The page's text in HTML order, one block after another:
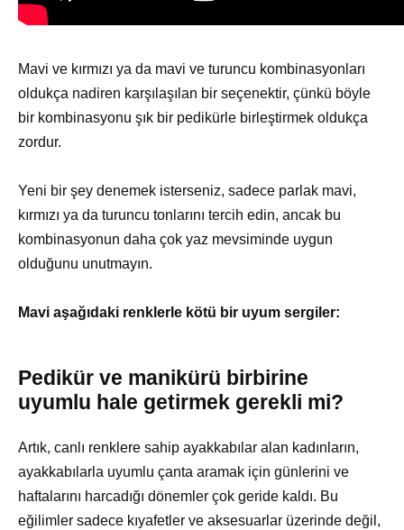
Mavi ve kırmızı ya da mavi ve turuncu kombinasyonları
oldukça nadiren karşılaşılan bir seçenektir, çünkü böyle
bir kombinasyonu şık bir pedikürle birleştirmek oldukça
zordur.
Yeni bir şey denemek isterseniz, sadece parlak mavi,
kırmızı ya da turuncu tonlarını tercih edin, ancak bu
kombinasyonun daha çok yaz mevsiminde uygun
olduğunu unutmayın.
Mavi aşağıdaki renklerle kötü bir uyum sergiler:
Pedikür ve manikürü birbirine
uyumlu hale getirmek gerekli mi?
Artık, canlı renklere sahip ayakkabılar alan kadınların,
ayakkabılarla uyumlu çanta aramak için günlerini ve
haftalarını harcadığı dönemler çok geride kaldı. Bu
eğilimler sadece kıyafetler ve aksesuarlar üzerinde değil,